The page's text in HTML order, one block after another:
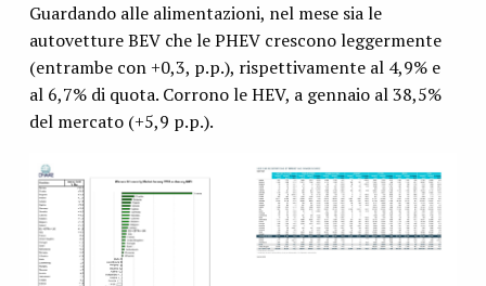
Guardando alle alimentazioni, nel mese sia le
autovetture BEV che le PHEV crescono leggermente
(entrambe con +0,3, p.p.), rispettivamente al 4,9% e
al 6,7% di quota. Corrono le HEV, a gennaio al 38,5%
del mercato (+5,9 p.p.).